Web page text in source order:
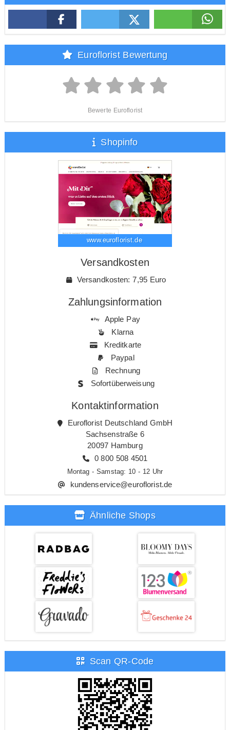
Euroflorist Bewertung
Bewerte Euroflorist
Shopinfo
www.euroflorist.de
Versandkosten
Versandkosten: 7,95 Euro
Zahlungsinformation
Apple Pay
Klarna
Kreditkarte
Paypal
Rechnung
Sofortüberweisung
Kontaktinformation
Euroflorist Deutschland GmbH
Sachsenstraße 6
20097 Hamburg
0 800 508 4501
Montag - Samstag: 10 - 12 Uhr
kundenservice@euroflorist.de
Ähnliche Shops
Scan QR-Code